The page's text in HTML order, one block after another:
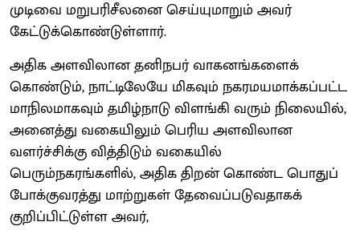
முடிவை மறுபரிசீலனை செய்யுமாறும் அவர்
கேட்டுக்கொண்டுள்ளார்.
அதிக அளவிலான தனிநபர் வாகனங்களைக்
கொண்டும், நாட்டிலேயே மிகவும் நகரமயமாக்கப்பட்ட
மாநிலமாகவும் தமிழ்நாடு விளங்கி வரும் நிலையில்,
அனைத்து வகையிலும் பெரிய அளவிலான
வளர்ச்சிக்கு வித்திடும் வகையில்
பெரும்நகரங்களில், அதிக திறன் கொண்ட பொதுப்
போக்குவரத்து மாற்றுகள் தேவைப்படுவதாகக்
குறிப்பிட்டுள்ள அவர்,